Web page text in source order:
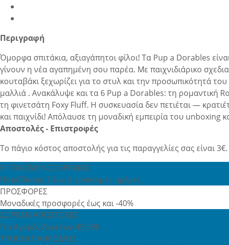
Περιγραφή
Όμορφα σπιτάκια, αξιαγάπητοι φίλοι! Τα Pup a Dorables
γίνουν η νέα αγαπημένη σου παρέα. Με παιχνιδιάρικο
κουταβάκι ξεχωρίζει για το στυλ και την προσωπικότητά
μαλλιά . Ανακάλυψε και τα 6 Pup a Dorables: τη ρομαντική
τη φινετσάτη Foxy Fluff. Η συσκευασία δεν πετιέται —
και παιχνίδι! Απόλαυσε τη μοναδική εμπειρία του
Αποστολές - Επιστροφές
Το πάγιο κόστος αποστολής για τις παραγγελίες σας είναι
ΕΚΤΙΜΩΜΕΝΟΣ ΧΡΟΝΟΣ
Παράδοσης 3 έως 6 εργάσιμες ημέρες
ΠΡΟΣΦΟΡΕΣ
Μοναδικές προσφορές έως και -40%
ΔΩΡΕΑΝ ΑΠΟΣΤΟΛΕΣ
Για Αγορές Άνω των 49,99€
ΤΡΟΠΟΙ ΠΛΗΡΩΜΗΣ